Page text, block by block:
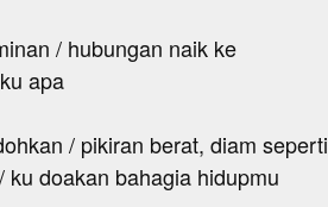
/ hubungan naik ke
apa
/ pikiran berat, diam seperti
doakan bahagia hidupmu